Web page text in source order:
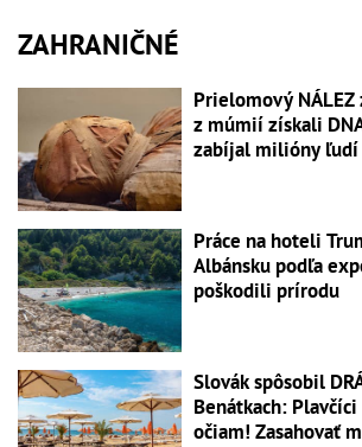
ZAHRANIČNÉ
Prielomový NÁLEZ
z múmií získali
zabíjal milióny ľudí
Práce na hoteli
Albánsku podľa
poškodili prírodu
Slovák spôsobil
Benátkach:
očiam! Zasahovať